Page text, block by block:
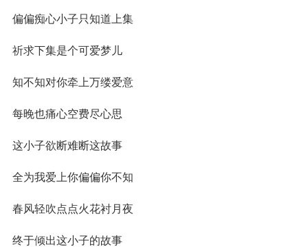
偏偏痴心小子只知道上集
祈求下集是个可爱梦儿
知不知对你牵上万缕爱意
每晚也痛心空费尽心思
这小子欲断难断这故事
全为我爱上你偏偏你不知
春风轻吹点点火花衬月夜
终于倾出这小子的故事